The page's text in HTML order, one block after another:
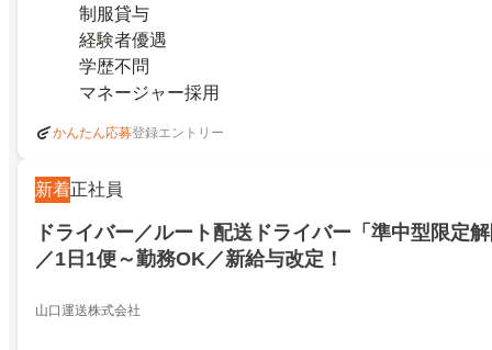
制服貸与
経験者優遇
学歴不問
マネージャー採用
かんたん応募登録エントリー
新着正社員
ドライバー／ルート配送ドライバー「準中型限定
／1日1便～勤務OK／新給与改定！
山口運送株式会社